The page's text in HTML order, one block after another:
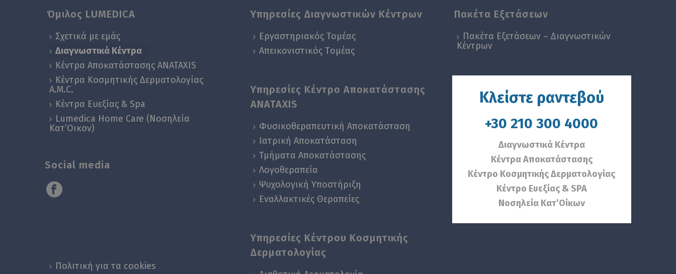
Όμιλος LUMEDICA
Σχετικά με εμάς
Διαγνωστικά Κέντρα
Κέντρα Αποκατάστασης ANATAXIS
Κέντρα Κοσμητικής Δερματολογίας
A.M.C.
Κέντρα Ευεξίας & Spa
Lumedica Home Care (Νοσηλεία
Κατ’Οικον)
Social media
Πολιτική για τα cookies
Υπηρεσίες Διαγνωστικών Κέντρων
Εργαστηριακός Τομέας
Απεικονιστικός Tομέας
Υπηρεσίες Κέντρο Αποκατάστασης
ANATAXIS
Φυσικοθεραπευτική Αποκατάσταση
Ιατρική Αποκατάσταση
Τμήματα Αποκατάστασης
Λογοθεραπεία
Ψυχολογική Yποστήριξη
Εναλλακτικές Θεραπείες
Υπηρεσίες Κέντρου Κοσμητικής
Δερματολογίας
Πακέτα Εξετάσεων
Πακέτα Εξετάσεων – Διαγνωστικών
Κέντρων
Κλείστε ραντεβού
+30 210 300 4000
Διαγνωστικά Κέντρα
Κέντρα Αποκατάστασης
Κέντρο Κοσμητικής Δερματολογίας
Κέντρο Ευεξίας & SPA
Νοσηλεία Κατ’Οίκων